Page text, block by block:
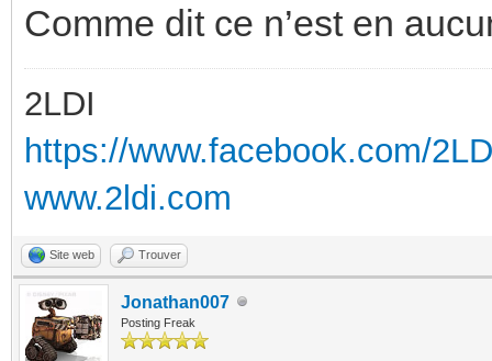
Comme dit ce n’est en
2LDI
https://www.facebook.com/
www.2ldi.com
Site web Trouver
Jonathan007
Posting Freak